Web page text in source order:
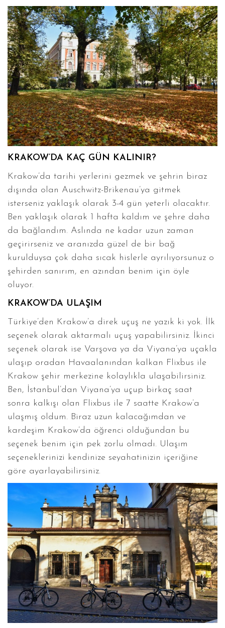
KRAKOW’DA KAÇ GÜN KALINIR?
Krakow’da tarihi yerlerini gezmek ve şehrin biraz
dışında olan Auschwitz-Brikenau’ya gitmek
isterseniz yaklaşık olarak 3-4 gün yeterli olacaktır.
Ben yaklaşık olarak 1 hafta kaldım ve şehre daha
da bağlandım. Aslında ne kadar uzun zaman
geçirirseniz ve aranızda güzel de bir bağ
kurulduysa çok daha sıcak hislerle ayrılıyorsunuz o
şehirden sanırım, en azından benim için öyle
oluyor.
KRAKOW’DA ULAŞIM
Türkiye’den Krakow’a direk uçuş ne yazık ki yok. İlk
seçenek olarak aktarmalı uçuş yapabilirsiniz. İkinci
seçenek olarak ise Varşova ya da Viyana’ya uçakla
ulaşıp oradan Havaalanından kalkan Flixbus ile
Krakow şehir merkezine kolaylıkla ulaşabilirsiniz.
Ben, İstanbul’dan Viyana’ya uçup birkaç saat
sonra kalkışı olan Flixbus ile 7 saatte Krakow’a
ulaşmış oldum. Biraz uzun kalacağımdan ve
kardeşim Krakow’da öğrenci olduğundan bu
seçenek benim için pek zorlu olmadı. Ulaşım
seçeneklerinizi kendinize seyahatinizin içeriğine
göre ayarlayabilirsiniz.